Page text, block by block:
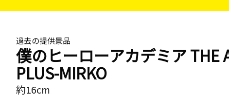
過去の提供景品
僕のヒーローアカデミア THE
PLUS-MIRKO
約16cm